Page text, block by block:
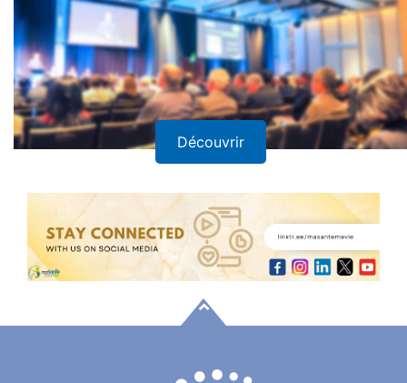
Découvrir